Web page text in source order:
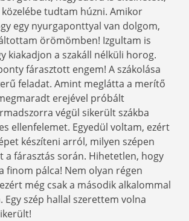
tudtam húzni. Amikor
egy nyurgaponttyal van dolgom,
örömömben! Izgultam is
kiakadjon a szakáll nélküli horog.
fárasztott engem! A szákolása
feladat. Amint meglátta a merítő
erejével próbált
végül sikerült szákba
ellenfelemet. Egyedül voltam, ezért
készíteni arról, milyen szépen
a fárasztás során. Hihetetlen, hogy
finom pálca! Nem olyan régen
még csak a második alkalommal
Egy szép hallal szerettem volna